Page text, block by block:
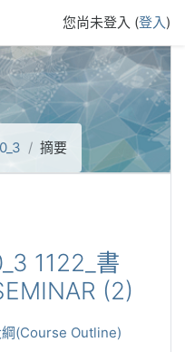
您尚未登入 (登入)
摘要
1122_書
(2)
(Course Outline)